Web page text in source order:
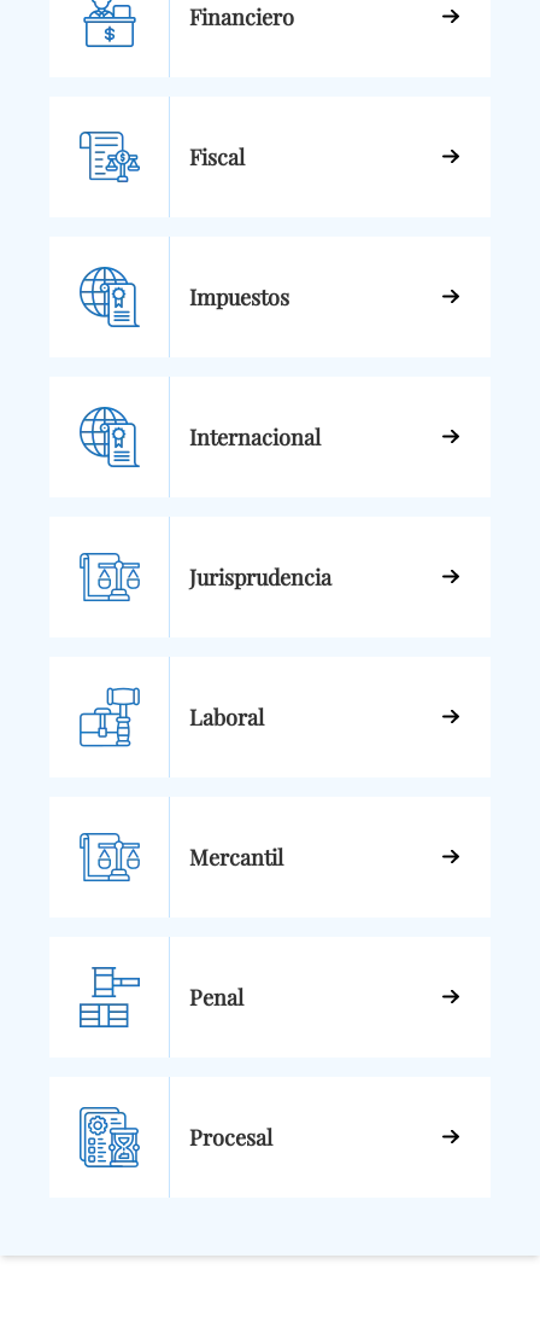
Financiero
Fiscal
Impuestos
Internacional
Jurisprudencia
Laboral
Mercantil
Penal
Procesal